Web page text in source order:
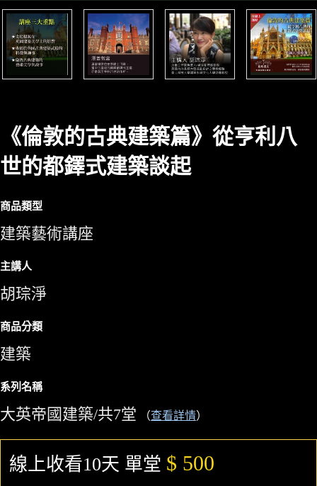
《倫敦的古典建築篇》從亨利八
世的都鐸式建築談起
商品類型
建築藝術講座
主講人
胡琮淨
商品分類
建築
系列名稱
大英帝國建築/共7堂 （查看詳情）
線上收看10天 單堂 $ 500